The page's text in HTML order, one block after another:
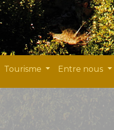
Tourisme Entre nous